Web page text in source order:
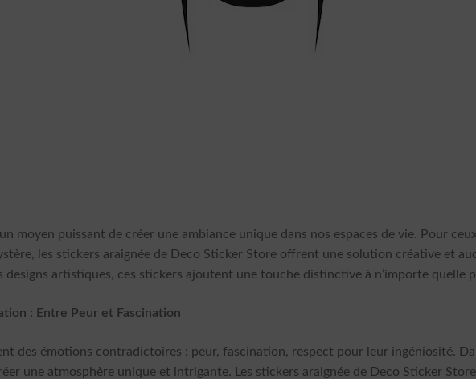
moyen puissant de créer une ambiance unique dans nos espaces de vie. Pour
les stickers araignée de Deco Sticker Store offrent une solution créative et
designs artistiques, ces stickers ajoutent une touche distinctive à n’importe quelle
: Entre Peur et Fascination
des émotions contradictoires : peur, fascination, respect pour leur ingéniosité.
une atmosphère unique et intrigante. Les stickers araignée de Deco Sticker